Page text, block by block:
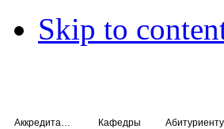
Skip to
Кафедры Абитуриенту